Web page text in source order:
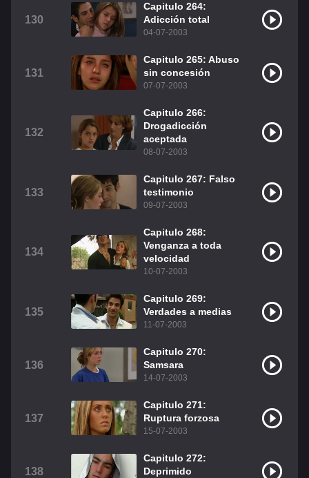
130
Capitulo 264:
Adicción total
04-07-2003
131
Capitulo 265: Abuso
sin concesión
07-07-2003
132
Capitulo 266:
Drogadicción
aceptada
08-07-2003
133
Capitulo 267: Falso
testimonio
09-07-2003
134
Capitulo 268:
Venganza a toda
velocidad
10-07-2003
135
Capitulo 269:
Verdades a medias
11-07-2003
136
Capitulo 270:
Samsara
14-07-2003
137
Capitulo 271:
Ruptura forzosa
15-07-2003
138
Capitulo 272:
Deprimido